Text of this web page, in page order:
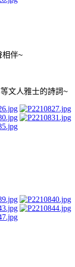
相伴~
文人雅士的詩詞~